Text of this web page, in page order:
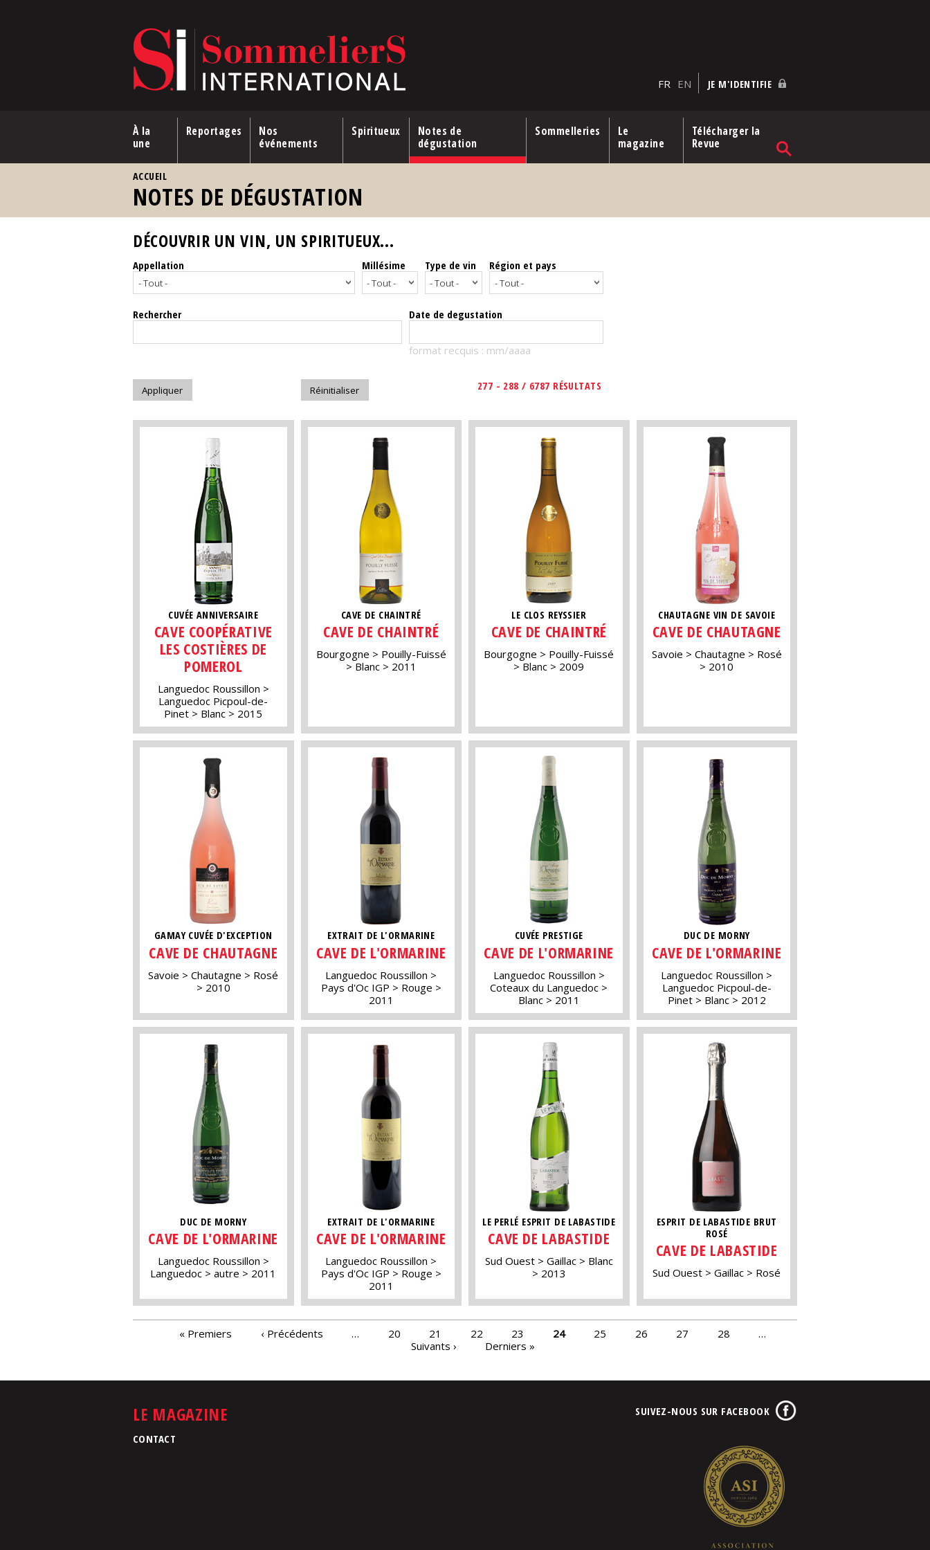
FR EN JE M'IDENTIFIE
À la
une
Reportages
Nos
événements
Spiritueux
Notes de
dégustation
Sommelleries
Le
magazine
Télécharger la
Revue
ACCUEIL
NOTES DE DÉGUSTATION
DÉCOUVRIR UN VIN, UN SPIRITUEUX...
Appellation Millésime Type de vin Région et pays
Rechercher Date de degustation
format recquis : mm/aaaa
277 - 288 / 6787 RÉSULTATS
CUVÉE ANNIVERSAIRE
CAVE COOPÉRATIVE
LES COSTIÈRES DE
POMEROL
Languedoc Roussillon
Languedoc Picpoul-de-
Pinet
Blanc 2015
CAVE DE CHAINTRÉ
CAVE DE CHAINTRÉ
Bourgogne
Pouilly-Fuissé
Blanc
2011
LE CLOS REYSSIER
CAVE DE CHAINTRÉ
Bourgogne
Pouilly-Fuissé
Blanc
2009
CHAUTAGNE VIN DE SAVOIE
CAVE DE CHAUTAGNE
Savoie Chautagne
Rosé
2010
GAMAY CUVÉE D'EXCEPTION
CAVE DE CHAUTAGNE
Savoie Chautagne
Rosé
2010
EXTRAIT DE L'ORMARINE
CAVE DE L'ORMARINE
Languedoc Roussillon
Pays d'Oc IGP
Rouge
2011
CUVÉE PRESTIGE
CAVE DE L'ORMARINE
Languedoc Roussillon
Coteaux du Languedoc
Blanc
2011
DUC DE MORNY
CAVE DE L'ORMARINE
Languedoc Roussillon
Languedoc Picpoul-de-
Pinet
Blanc 2012
DUC DE MORNY
CAVE DE L'ORMARINE
Languedoc Roussillon
Languedoc
autre 2011
EXTRAIT DE L'ORMARINE
CAVE DE L'ORMARINE
Languedoc Roussillon
Pays d'Oc IGP
Rouge
2011
LE PERLÉ ESPRIT DE LABASTIDE
CAVE DE LABASTIDE
Sud Ouest Gaillac
Blanc
2013
ESPRIT DE LABASTIDE BRUT
ROSÉ
CAVE DE LABASTIDE
Sud Ouest Gaillac Rosé
« Premiers ‹ Précédents … 20 21 22 23 24 25 26 27 28
…
Suivants ›
Derniers »
LE MAGAZINE
CONTACT
SUIVEZ-NOUS SUR FACEBOOK